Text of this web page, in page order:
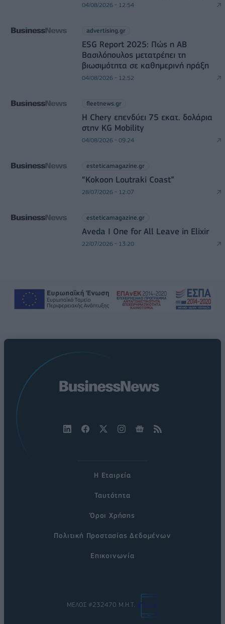
04/08/2026 - 12:54
advertising.gr
ESG Report 2025: Πώς η ΑΒ
Βασιλόπουλος μετατρέπει τη
βιωσιμότητα σε καθημερινή πράξη
04/08/2026 - 12:52
fleetnews.gr
Η Chery επενδύει 75 εκατ. δολάρια
στην KG Mobility
04/08/2026 - 09:24
esteticamagazine.gr
“Kokoon Loutraki Coast”
28/07/2026 - 12:07
esteticamagazine.gr
Aveda I One for All Leave in Elixir
22/07/2026 - 13:20
Η Εταιρεία
Ταυτότητα
Όροι Χρήσης
Πολιτική Προστασίας Δεδομένων
Επικοινωνία
ΜΕΛΟΣ #232470 Μ.Η.Τ.